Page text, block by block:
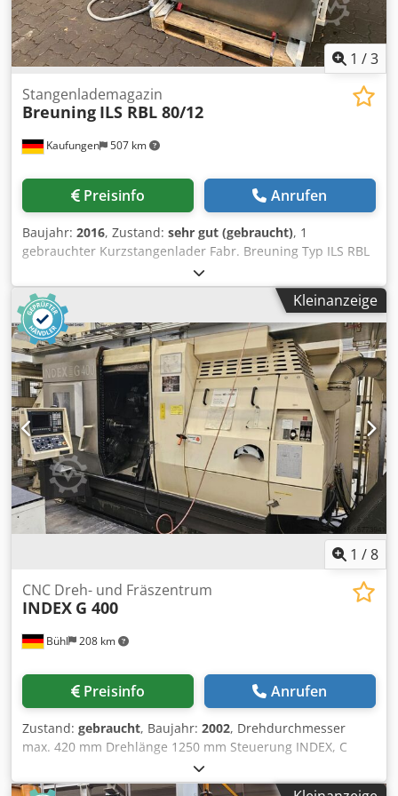
1 /3
Kaufungen 507 km
Stangenlademagazin
Breuning ILS RBL 80/12
Preisinfo Anrufen
Baujahr: 2016, Zustand: sehr gut (gebraucht), 1
gebrauchter Kurzstangenlader Fabr. Breuning Typ ILS RBL
80/12 Bj. 2016 Dedpeht Rl Eefx Aiysck Spannbereich 5-80
mm Durchmesser Länge 100-1200 mm
Kleinanzeige
1 /8
Bühl 208 km
CNC Dreh- und Fräszentrum
INDEX G 400
Preisinfo Anrufen
Zustand: gebraucht, Baujahr: 2002, Drehdurchmesser
max. 420 mm Drehlänge 1250 mm Steuerung INDEX, C
200-4 D Umlaufdurchmesser 630 mm Verfahrweg x1 320
mm Verfahrweg z1 1250 mm Verfahrweg x2 170 mm